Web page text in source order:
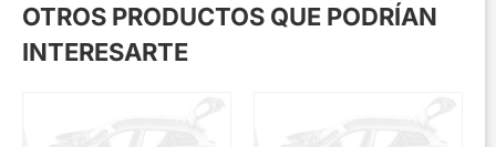
OTROS PRODUCTOS QUE PODRÍAN
INTERESARTE